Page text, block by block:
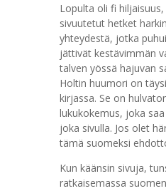
Lopulta oli fi
sivuutetut hetket
yhteydestä, jotka
jättivät kestävimmän
talven yössä hajuvan
Holtin huumori on
kirjassa. Se on
lukukokemus, joka
joka sivulla. Jos olet
tämä suomeksi
Kun käänsin sivuja,
ratkaisemassa